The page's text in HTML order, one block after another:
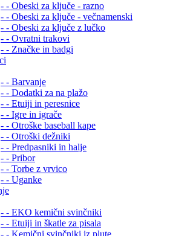
- - Obeski za ključe - razno
- - Obeski za ključe - večnamenski
- - Obeski za ključe z lučko
- - Ovratni trakovi
- - Značke in badgi
- - Barvanje
- - Dodatki za na plažo
- - Etuiji in peresnice
- - Igre in igrače
- - Otroške baseball kape
- - Otroški dežniki
- - Predpasniki in halje
- - Pribor
- - Torbe z vrvico
- - Uganke
- - EKO kemični svinčniki
- - Etuiji in škatle za pisala
- - Kemični svinčniki iz plute